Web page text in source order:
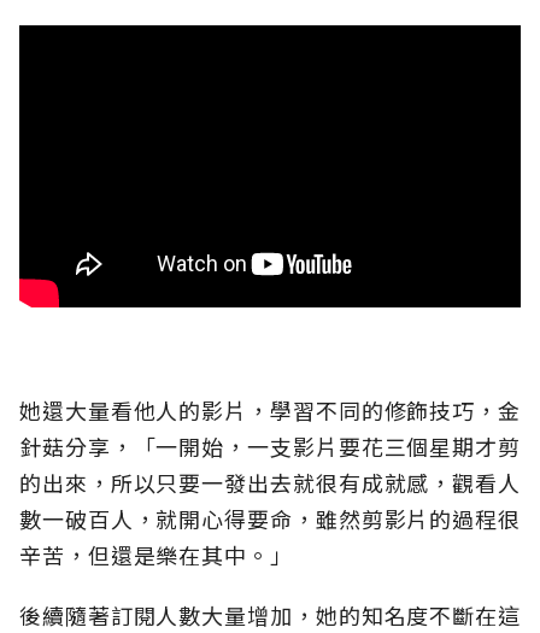
她還大量看他人的影片，學習不同的修飾技巧，金
針菇分享，「一開始，一支影片要花三個星期才剪
的出來，所以只要一發出去就很有成就感，觀看人
數一破百人，就開心得要命，雖然剪影片的過程很
辛苦，但還是樂在其中。」
後續隨著訂閱人數大量增加，她的知名度不斷在這